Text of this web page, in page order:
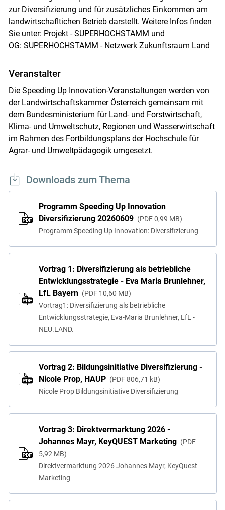
zur Diversifizierung und für zusätzliches Einkommen am
landwirtschafltichen Betrieb darstellt. Weitere Infos finden
Sie unter: Projekt - SUPERHOCHSTAMM und
OG: SUPERHOCHSTAMM - Netzwerk Zukunftsraum Land
Veranstalter
Die Speeding Up Innovation-Veranstaltungen werden von
der Landwirtschaftskammer Österreich gemeinsam mit
dem Bundesministerium für Land- und Forstwirtschaft,
Klima- und Umweltschutz, Regionen und Wasserwirtschaft
im Rahmen des Fortbildungsplans der Hochschule für
Agrar- und Umweltpädagogik umgesetzt.
Downloads zum Thema
Programm Speeding Up Innovation
Diversifizierung 20260609
PDF 0,99 MB
Programm Speeding Up Innovation: Diversifizierung
Vortrag 1: Diversifizierung als betriebliche
Entwicklungsstrategie - Eva Maria Brunlehner,
LfL Bayern
PDF 10,60 MB
Vortrag1: Diversifizierung als betriebliche
Entwicklungsstrategie, Eva-Maria Brunlehner, LfL -
NEU.LAND.
Vortrag 2: Bildungsinitiative Diversifizierung -
Nicole Prop, HAUP
PDF 806,71 kB
Nicole Prop Bildungsinitiative Diversifizierung
Vortrag 3: Direktvermarktung 2026 -
Johannes Mayr, KeyQUEST Marketing
PDF
5,92 MB
Direktvermarktung 2026 Johannes Mayr, KeyQuest
Marketing